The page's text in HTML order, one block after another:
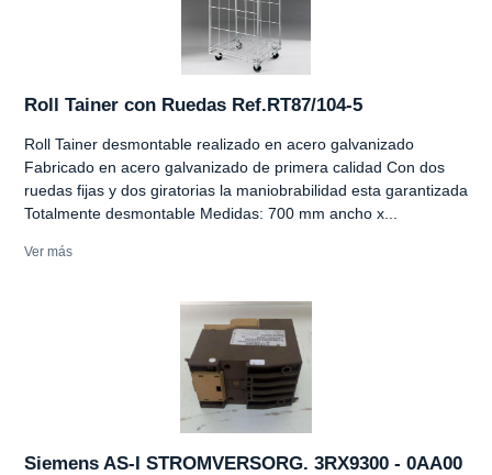
Roll Tainer con Ruedas Ref.RT87/104-5
Roll Tainer desmontable realizado en acero galvanizado
Fabricado en acero galvanizado de primera calidad Con dos
ruedas fijas y dos giratorias la maniobrabilidad esta garantizada
Totalmente desmontable Medidas: 700 mm ancho x...
Ver más
Siemens AS-I STROMVERSORG. 3RX9300 - 0AA00